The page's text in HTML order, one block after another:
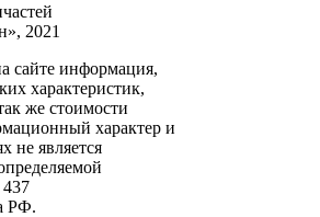
2021
сайте информация,
характеристик,
же стоимости
характер и
не является
РФ.